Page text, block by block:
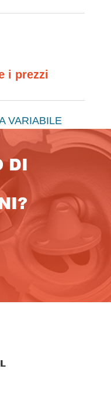
i prezzi
VARIABILE
DI